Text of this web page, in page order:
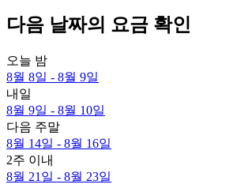
다음 날짜의 요금 확인
오늘 밤
8월 8일 - 8월 9일
내일
8월 9일 - 8월 10일
다음 주말
8월 14일 - 8월 16일
2주 이내
8월 21일 - 8월 23일